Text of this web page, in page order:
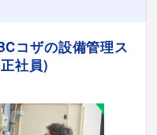
コザの設備管理ス
社員)